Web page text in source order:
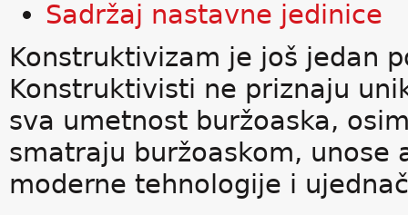
Sadržaj nastavne jedinice
Konstruktivizam je još jedan
Konstruktivisti ne priznaju
sva umetnost buržoaska,
smatraju buržoaskom,
moderne tehnologije i